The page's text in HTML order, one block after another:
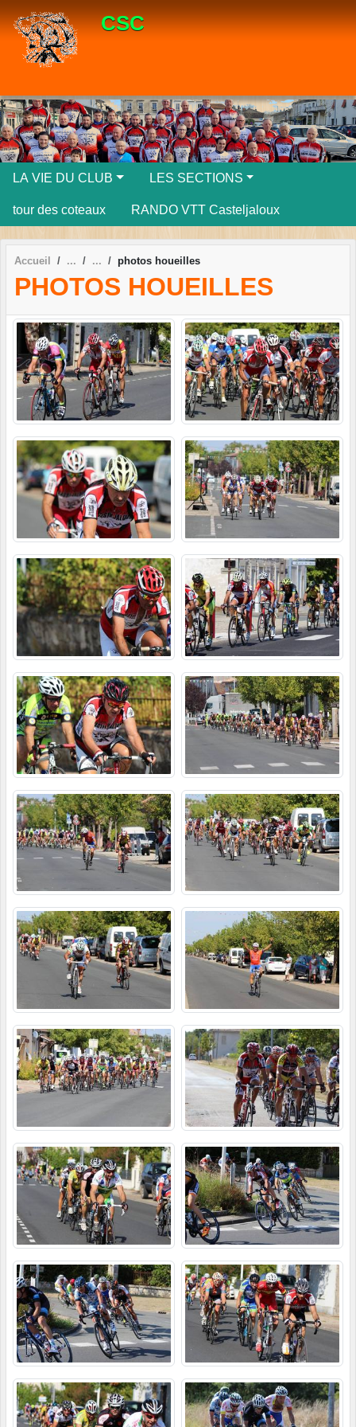
CSC
LA VIE DU CLUB LES SECTIONS
tour des coteaux RANDO VTT Casteljaloux
Accueil photos houeilles
PHOTOS HOUEILLES
Panneau de gestion des cookies